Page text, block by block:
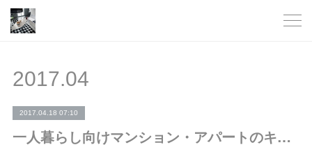
2017.04
2017.04.18 07:10
一人暮らし向けマンション・アパートのキッチンリフォーム